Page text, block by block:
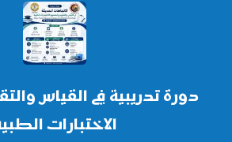
دورة تدريبية في القياس
الاختبارات